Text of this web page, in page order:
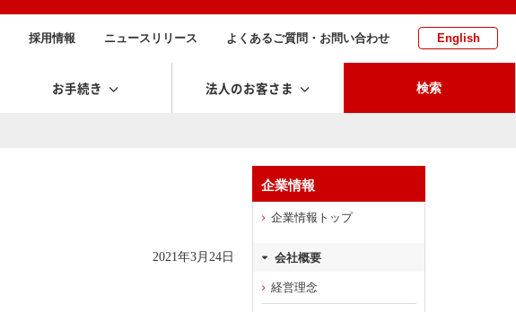
採用情報 ニュースリリース よくあるご質問・お問い合わせ English
お手続き 法人のお客さま 検索
2021年3月24日
企業情報
企業情報トップ
会社概要
経営理念